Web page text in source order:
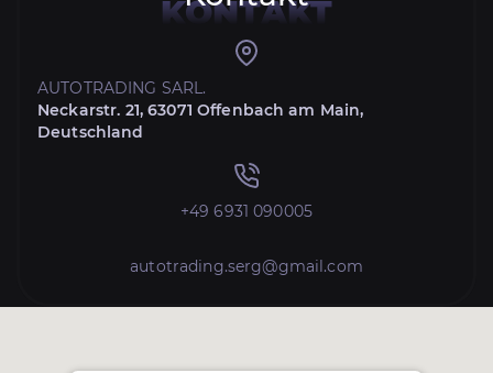
KONTAKT
AUTOTRADING SARL.
Neckarstr. 21, 63071 Offenbach am Main,
Deutschland
+49 6931 090005
autotrading.serg@gmail.com